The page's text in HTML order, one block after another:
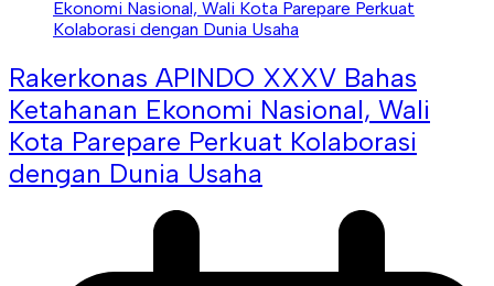
Rakerkonas APINDO XXXV Bahas
Ketahanan Ekonomi Nasional, Wali
Kota Parepare Perkuat Kolaborasi
dengan Dunia Usaha